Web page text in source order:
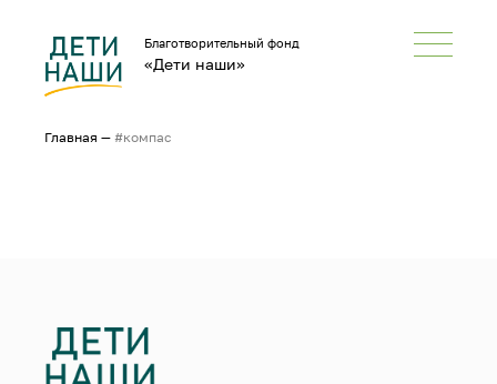
Благотворительный фонд
«Дети наши»
Главная — #компас